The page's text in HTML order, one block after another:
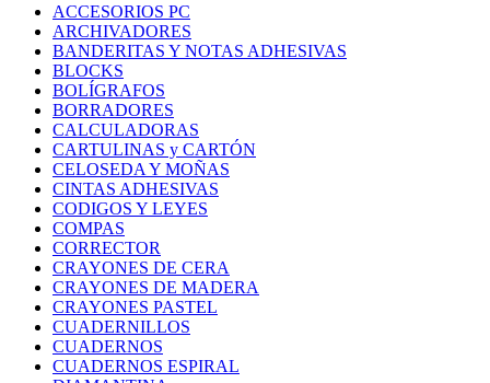
ACCESORIOS PC
ARCHIVADORES
BANDERITAS Y NOTAS ADHESIVAS
BLOCKS
BOLÍGRAFOS
BORRADORES
CALCULADORAS
CARTULINAS y CARTÓN
CELOSEDA Y MOÑAS
CINTAS ADHESIVAS
CODIGOS Y LEYES
COMPAS
CORRECTOR
CRAYONES DE CERA
CRAYONES DE MADERA
CRAYONES PASTEL
CUADERNILLOS
CUADERNOS
CUADERNOS ESPIRAL